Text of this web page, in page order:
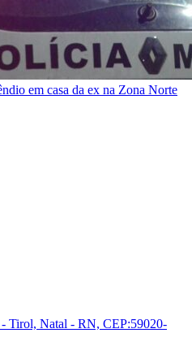
em casa da ex na Zona Norte
Tirol, Natal - RN, CEP:59020-